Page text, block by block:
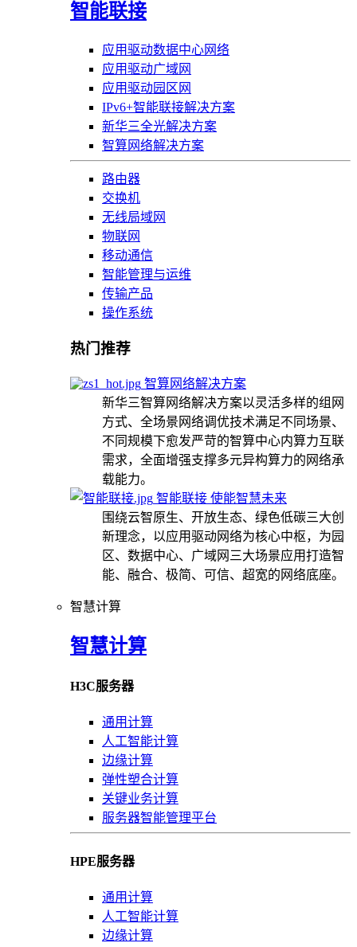
智能联接
应用驱动数据中心网络
应用驱动广域网
应用驱动园区网
IPv6+智能联接解决方案
新华三全光解决方案
智算网络解决方案
路由器
交换机
无线局域网
物联网
移动通信
智能管理与运维
传输产品
操作系统
热门推荐
智算网络解决方案
新华三智算网络解决方案以灵活多样的组网
方式、全场景网络调优技术满足不同场景、
不同规模下愈发严苛的智算中心内算力互联
需求，全面增强支撑多元异构算力的网络承
载能力。
智能联接 使能智慧未来
围绕云智原生、开放生态、绿色低碳三大创
新理念，以应用驱动网络为核心中枢，为园
区、数据中心、广域网三大场景应用打造智
能、融合、极简、可信、超宽的网络底座。
智慧计算
智慧计算
H3C服务器
通用计算
人工智能计算
边缘计算
弹性塑合计算
关键业务计算
服务器智能管理平台
HPE服务器
通用计算
人工智能计算
边缘计算